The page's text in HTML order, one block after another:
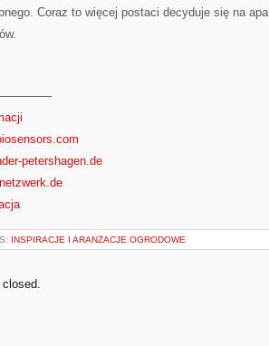
Coraz to więcej postaci decyduje się na
petershagen.de
INSPIRACJE I ARANŻACJE OGRODOWE